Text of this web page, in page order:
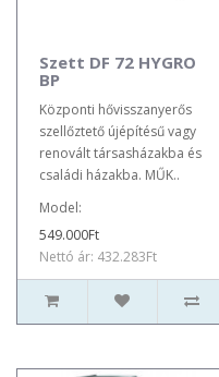
Szett DF 72 HYGRO
BP
Központi hővisszanyerős
szellőztető újépítésű vagy
renovált társasházakba és
családi házakba. MŰK..
Model:
549.000Ft
Nettó ár: 432.283Ft